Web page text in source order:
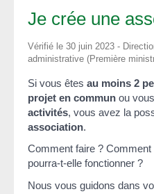
Je crée une
Vérifié le 30 juin 2023 -
administrative (Première
Si vous êtes au moins 2
projet en commun ou
activités, vous avez la
association.
Comment faire ?
pourra-t-elle fonctionner ?
Nous vous guidons dans